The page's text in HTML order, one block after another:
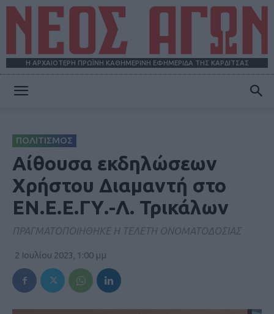
Η ΑΡΧΑΙΟΤΕΡΗ ΠΡΩΪΝΗ ΚΑΘΗΜΕΡΙΝΗ ΕΦΗΜΕΡΙΔΑ ΤΗΣ ΚΑΡΔΙΤΣΑΣ
ΠΟΛΙΤΙΣΜΟΣ
Αίθουσα εκδηλώσεων
Χρήστου Διαμαντή στο
ΕΝ.Ε.Ε.ΓΥ.-Λ. Τρικάλων
ΠΡΑΓΜΑΤΟΠΟΙΗΘΗΚΕ Η ΤΕΛΕΤΗ ΟΝΟΜΑΤΟΔΟΣΙΑΣ
2 Ιουλίου 2023, 1:00 μμ